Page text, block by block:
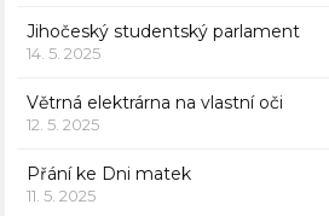
Jihočeský studentský parlament
14. 5. 2025
Větrná elektrárna na vlastní oči
12. 5. 2025
Přání ke Dni matek
11. 5. 2025